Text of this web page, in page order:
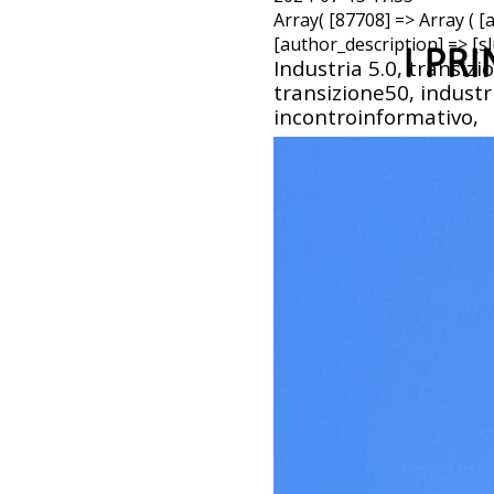
Array( [87708] => Array (
[author_description] =>
Industria 5.0,
transizione50,
incontroinformativo,
I